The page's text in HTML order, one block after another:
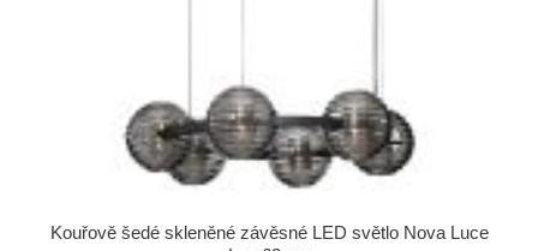
Kouřově šedé skleněné závěsné LED světlo Nova Luce